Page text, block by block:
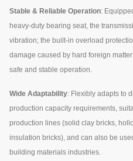
Stable & Reliable Operation:
heavy-duty bearing seat, the
vibration; the built-in overload
damage caused by hard foreign
safe and stable operation.
Wide Adaptability: Flexibly adapts to
production capacity requirements,
production lines (solid clay bricks,
insulation bricks), and can also be
building materials industries.